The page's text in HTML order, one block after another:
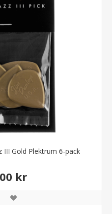
III Gold Plektrum 6-pack
kr